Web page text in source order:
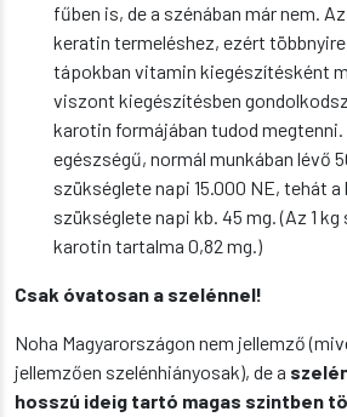
fűben is, de a szénában már nem.
keratin termeléshez, ezért
tápokban vitamin kiegészítésként
viszont kiegészítésben
karotin formájában tudod megtenni.
egészségű, normál munkában lévő
szükséglete napi 15.000 NE, tehát
szükséglete napi kb. 45 mg. (Az 1
karotin tartalma 0,82 mg.)
Csak óvatosan a szelénnel!
Noha Magyarországon nem jellemző
jellemzően szelénhiányosak), de a
hosszú ideig tartó magas szintben